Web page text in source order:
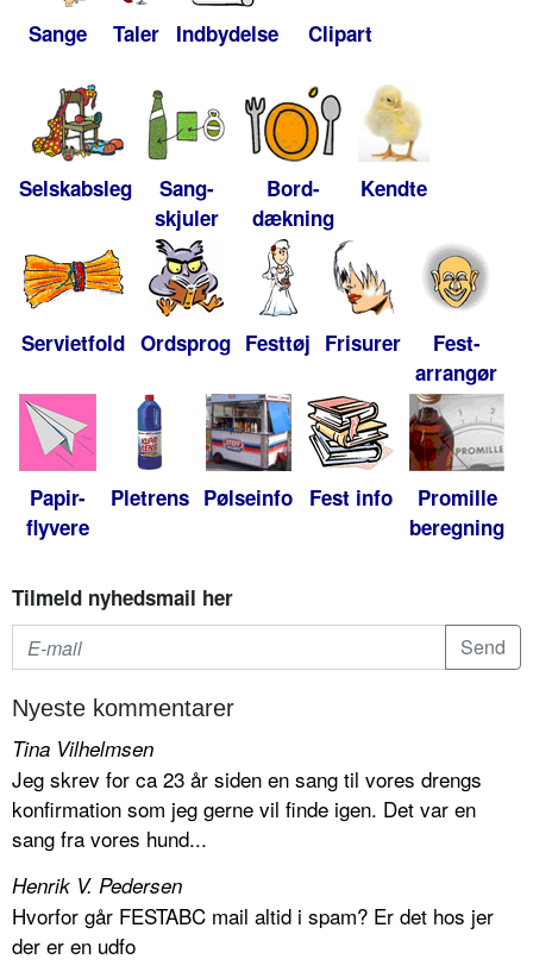
Sange Taler Indbydelse Clipart
Selskabsleg
Sang-
skjuler
Bord-
dækning
Kendte
Servietfold Ordsprog Festtøj Frisurer
Fest-
arrangør
Papir-
flyvere
Pletrens Pølseinfo Fest info
Promille
beregning
Tilmeld nyhedsmail her
Nyeste kommentarer
Tina Vilhelmsen
Jeg skrev for ca 23 år siden en sang til vores drengs
konfirmation som jeg gerne vil finde igen. Det var en
sang fra vores hund...
Henrik V. Pedersen
Hvorfor går FESTABC mail altid i spam? Er det hos jer
der er en udfo